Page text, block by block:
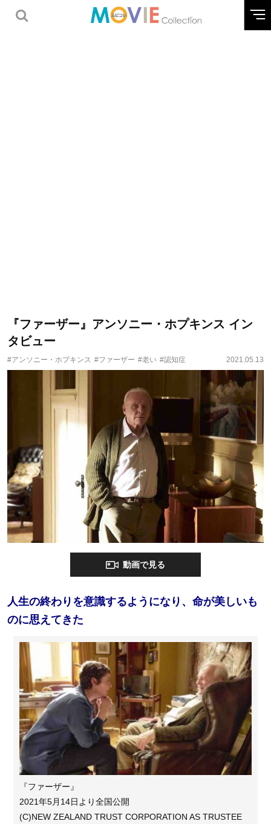
『ファーザー』アンソニー・ホプキンス イン
タビュー
#アンソニー・ホプキンス #ファーザー #老い #認知症 2021.05.13
動画で見る
人生の終わりを意識するようになり、命が美しいも
のに思えてきた
『ファーザー』
2021年5月14日より全国公開
(C)NEW ZEALAND TRUST CORPORATION AS TRUSTEE